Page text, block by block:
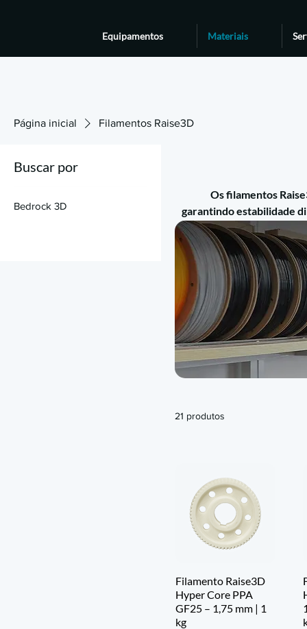
Equipamentos Materiais
Página inicial Filamentos Raise3D
Buscar por
Bedrock 3D
Os filamentos
garantindo estabilidade
Disponíveis em PLA,
para prototipagem e
manufatura. Compatíveis com a série Pro3, E2 e E2CF, os materiais oferecem total integração
com o
21 produtos
Filamento Raise3D
Hyper Core PPA
GF25 – 1,75 mm | 1
kg